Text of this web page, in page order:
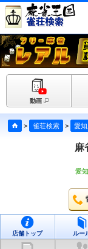
動画
> 雀荘検索 > 愛
麻
愛
店舗トップ ルー